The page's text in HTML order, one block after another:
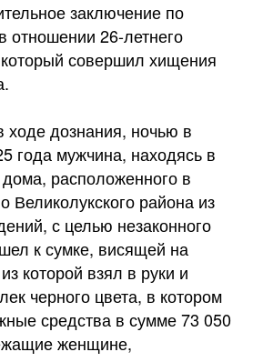
заключение по
отношении 26-летнего
совершил хищения
ходе дознания, ночью в
года мужчина, находясь в
расположенного в
Великолукского района из
с целью незаконного
к сумке, висящей на
которой взял в руки и
черного цвета, в котором
средства в сумме 73 050
женщине,